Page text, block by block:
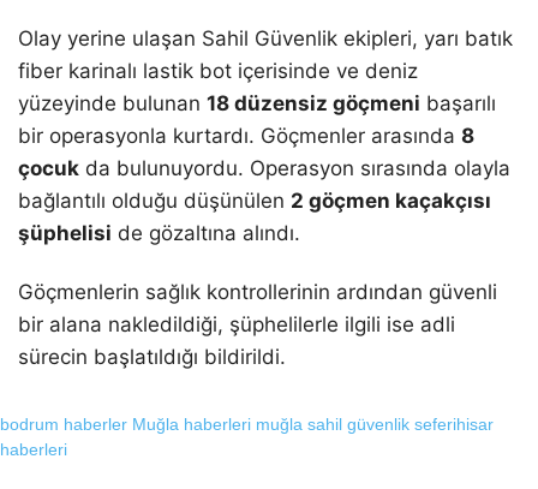
Olay yerine ulaşan Sahil Güvenlik ekipleri, yarı batık
fiber karinalı lastik bot içerisinde ve deniz
yüzeyinde bulunan 18 düzensiz göçmeni başarılı
bir operasyonla kurtardı. Göçmenler arasında 8
çocuk da bulunuyordu. Operasyon sırasında olayla
bağlantılı olduğu düşünülen 2 göçmen kaçakçısı
şüphelisi de gözaltına alındı.
Göçmenlerin sağlık kontrollerinin ardından güvenli
bir alana nakledildiği, şüphelilerle ilgili ise adli
sürecin başlatıldığı bildirildi.
bodrum haberler Muğla haberleri muğla sahil güvenlik seferihisar
haberleri